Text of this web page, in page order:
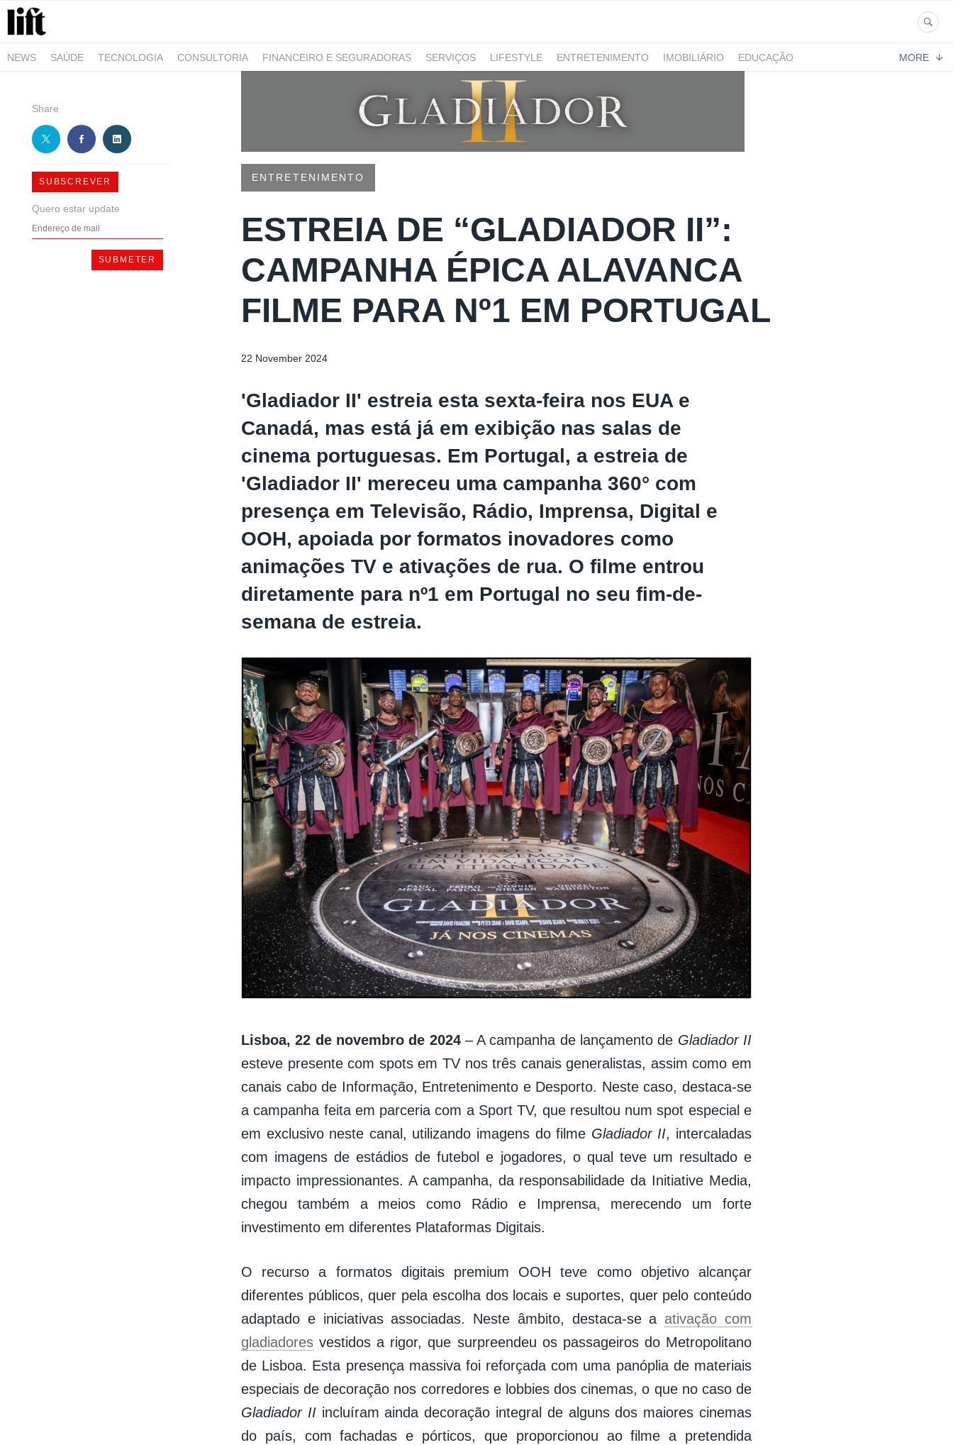
NEWS SAÚDE TECNOLOGIA CONSULTORIA FINANCEIRO E SEGURADORAS SERVIÇOS LIFESTYLE ENTRETENIMENTO IMOBILIÁRIO
EDUCAÇÃO
MORE
Share
SUBSCREVER
Quero estar update
ENTRETENIMENTO
ESTREIA DE “GLADIADOR II”:
CAMPANHA ÉPICA ALAVANCA
FILME PARA Nº1 EM PORTUGAL
22 November 2024
'Gladiador II' estreia esta sexta-feira nos EUA e
Canadá, mas está já em exibição nas salas de
cinema portuguesas. Em Portugal, a estreia de
'Gladiador II' mereceu uma campanha 360° com
presença em Televisão, Rádio, Imprensa, Digital e
OOH, apoiada por formatos inovadores como
animações TV e ativações de rua. O filme entrou
diretamente para nº1 em Portugal no seu fim-de-
semana de estreia.
Lisboa, 22 de novembro de 2024– A campanha de lançamento de Gladiador II
esteve presente com spots em TV nos três canais generalistas, assim como em
canais cabo de Informação, Entretenimento e Desporto. Neste caso, destaca-se
a campanha feita em parceria com a Sport TV, que resultou num spot especial e
em exclusivo neste canal, utilizando imagens do filme Gladiador II, intercaladas
com imagens de estádios de futebol e jogadores, o qual teve um resultado e
impacto impressionantes. A campanha, da responsabilidade da Initiative Media,
chegou também a meios como Rádio e Imprensa, merecendo um forte
investimento em diferentes Plataformas Digitais.
O recurso a formatos digitais premium OOH teve como objetivo alcançar
diferentes públicos, quer pela escolha dos locais e suportes, quer pelo conteúdo
adaptado e iniciativas associadas. Neste âmbito, destaca-se a ativação com
gladiadores vestidos a rigor, que surpreendeu os passageiros do Metropolitano
de Lisboa. Esta presença massiva foi reforçada com uma panóplia de materiais
especiais de decoração nos corredores e lobbies dos cinemas, o que no caso de
Gladiador IIincluíram ainda decoração integral de alguns dos maiores cinemas
do país, com fachadas e pórticos, que proporcionou ao filme a pretendida